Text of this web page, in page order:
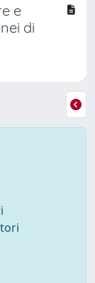
e
di